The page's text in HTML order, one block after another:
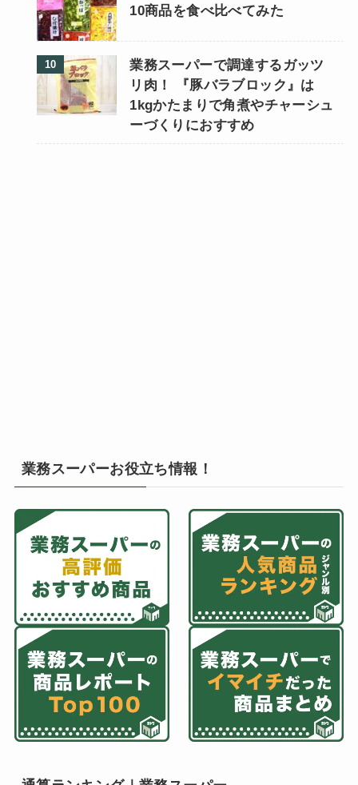
10商品を食べ比べてみた
業務スーパーで調達するガッツ
リ肉！ 『豚バラブロック』は
1kgかたまりで角煮やチャーシュ
ーづくりにおすすめ
業務スーパーお役立ち情報！